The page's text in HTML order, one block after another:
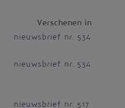
Verschenen in
nieuwsbrief nr. 534
nieuwsbrief nr. 534
nieuwsbrief nr. 517